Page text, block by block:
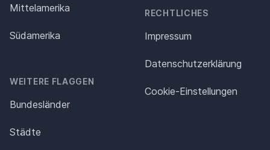
Mittelamerika
Südamerika
WEITERE FLAGGEN
Bundesländer
Städte
RECHTLICHES
Impressum
Datenschutz­erklärung
Cookie-Einstellungen